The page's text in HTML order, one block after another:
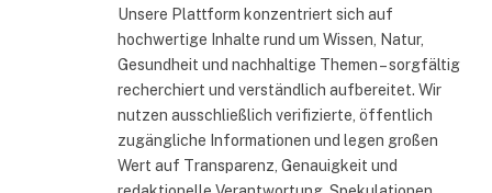
Unsere Plattform konzentriert sich auf
hochwertige Inhalte rund um Wissen, Natur,
Gesundheit und nachhaltige Themen – sorgfältig
recherchiert und verständlich aufbereitet. Wir
nutzen ausschließlich verifizierte, öffentlich
zugängliche Informationen und legen großen
Wert auf Transparenz, Genauigkeit und